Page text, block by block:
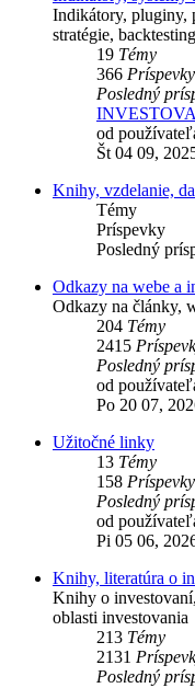
Indikátory, pluginy,
stratégie, backtesting
19 Témy
366 Príspevky
Posledný
od
Št 04 09,
Knihy, vzdelanie,
Témy
Príspevky
Posledný
Odkazy na webe a
Odkazy na články,
204 Témy
2415
Posledný
od
Po 20 07,
Užitočné linky
13 Témy
158 Príspevky
Posledný
od
Pi 05 06,
Knihy, literatúra o
Knihy o
oblasti investovania
213 Témy
2131
Posledný